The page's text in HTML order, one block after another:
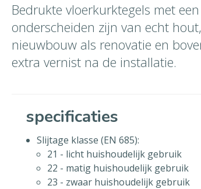
Bedrukte vloerkurktegels met
onderscheiden zijn van echt
nieuwbouw als renovatie en
extra vernist na de installatie.
specificaties
Slijtage klasse (EN 685):
21 - licht huishoudelijk gebruik
22 - matig huishoudelijk gebruik
23 - zwaar huishoudelijk gebruik